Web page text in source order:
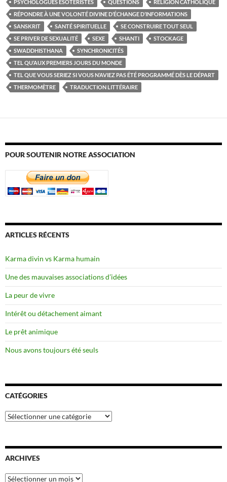
PSYCHOLOGUES ESOTÉRISTES QUESTIONS
RELIGION CATHOLIQUE
RÉPONDRE À UNE VOLONTÉ DIVINE D’ÉCHANGE D’INFORMATIONS
SANSKRIT
SANTÉ SPIRITUELLE
SE CONSTRUIRE TOUT SEUL
SE PRIVER DE SEXUALITÉ
SEXE SHANTI
STOCKAGE
SWADDHISTHANA
SYNCHRONICITÉS
TEL QU’AUX PREMIERS JOURS DU MONDE
TEL QUE VOUS SERIEZ SI VOUS N’AVIEZ PAS ÉTÉ PROGRAMMÉ DÈS LE DÉPART
THERMOMÈTRE
TRADUCTION LITTÉRAIRE
POUR SOUTENIR NOTRE ASSOCIATION
ARTICLES RÉCENTS
Karma divin vs Karma humain
Une des mauvaises associations d’idées
La peur de vivre
Intérêt ou détachement aimant
Le prêt animique
Nous avons toujours été seuls
CATÉGORIES
Catégories
ARCHIVES
Archives